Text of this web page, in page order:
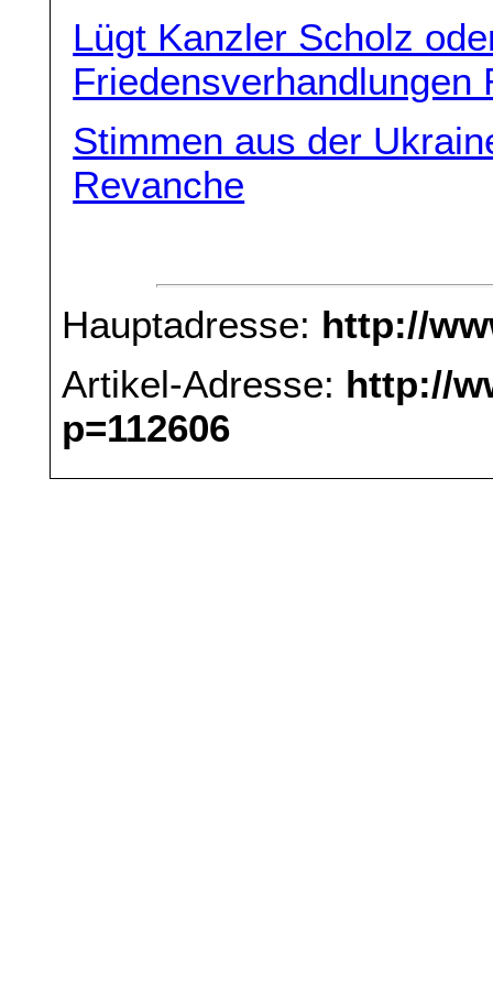
Lügt Kanzler Scholz
Friedensverhandlungen
Stimmen aus der
Revanche
Hauptadresse: http://
Artikel-Adresse: http://
p=112606